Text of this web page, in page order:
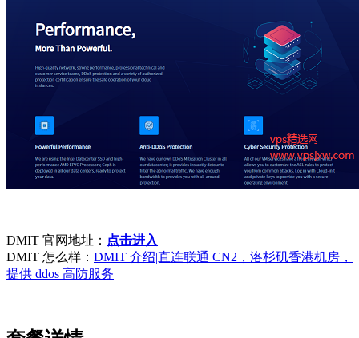
DMIT 官网地址： 点击进入
DMIT 怎么样： DMIT 介绍|直连联通 CN2，洛杉矶香港机房，
提供 ddos 高防服务